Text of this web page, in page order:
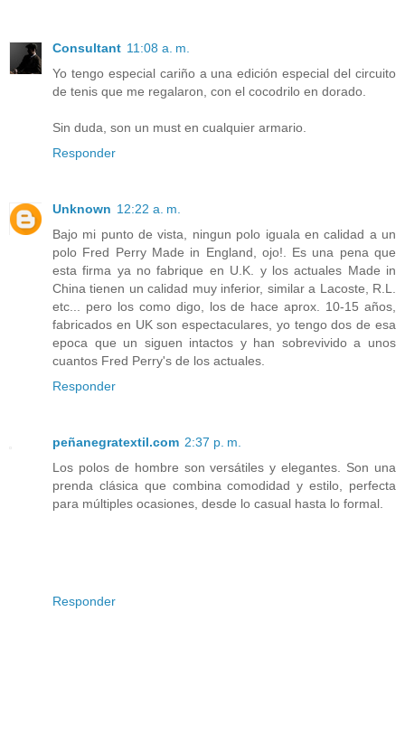
Consultant 11:08 a. m.
Yo tengo especial cariño a una edición especial del circuito
de tenis que me regalaron, con el cocodrilo en dorado.
Sin duda, son un must en cualquier armario.
Responder
Unknown 12:22 a. m.
Bajo mi punto de vista, ningun polo iguala en calidad a un
polo Fred Perry Made in England, ojo!. Es una pena que
esta firma ya no fabrique en U.K. y los actuales Made in
China tienen un calidad muy inferior, similar a Lacoste, R.L.
etc... pero los como digo, los de hace aprox. 10-15 años,
fabricados en UK son espectaculares, yo tengo dos de esa
epoca que un siguen intactos y han sobrevivido a unos
cuantos Fred Perry's de los actuales.
Responder
peñanegratextil.com 2:37 p. m.
Los polos de hombre son versátiles y elegantes. Son una
prenda clásica que combina comodidad y estilo, perfecta
para múltiples ocasiones, desde lo casual hasta lo formal.
Responder